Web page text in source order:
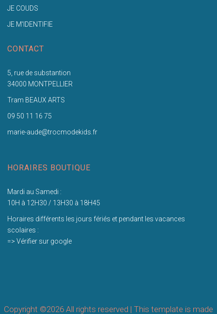
JE COUDS
JE M'IDENTIFIE
CONTACT
5, rue de substantion
34000 MONTPELLIER
Tram BEAUX ARTS
09 50 11 16 75
marie-aude@trocmodekids.fr
HORAIRES BOUTIQUE
Mardi au Samedi :
10H à 12H30 / 13H30 à 18H45
Horaires différents les jours fériés et pendant les vacances
scolaires :
=> Vérifier sur google
Copyright ©2026 All rights reserved | This template is made